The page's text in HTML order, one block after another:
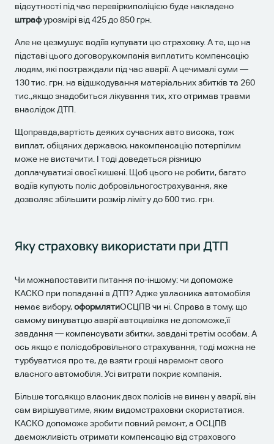
відсутності під час перевіркиполіцією буде накладено
штрафурозмірі від 425 до 850 грн.
Але не цезмушує водіїв купувати цю страховку. А те, що на
підставі цього договору,компанія виплатить компенсацію
людям, які постраждали під час аварії. А цечималі суми —
130 тис. грн. на відшкодування матеріальних збитків та 260
тис.,якщо знадобиться лікування тих, хто отримав травми
внаслідок ДТП.
Щоправда,вартість деяких сучасних авто висока, тож
виплат, обіцяних державою, накомпенсацію потерпілим
може не вистачити. І тоді доведеться різницю
доплачуватизі своєї кишені. Щоб цього не робити, багато
водіїв купують поліс добровільногострахування, яке
дозволяє збільшити розмір ліміту до 500 тис. грн.
Яку страховку використати при ДТП
Чи можнапоставити питання по-іншому: чи допоможе
КАСКО при попаданні в ДТП? Адже увласника автомобіля
немає вибору,оформлятиОСЦПВ чи ні. Справа в тому, що
самому винуватцю аварії автоцивілка не допоможе,її
завдання — компенсувати збитки, завдані третім особам. А
ось якщо є полісдобровільного страхування, тоді можна не
турбуватися про те, де взяти гроші наремонт свого
власного автомобіля. Усі витрати покриє компанія.
Більше того,якщо власник двох полісів не винен у аварії, він
сам вирішуватиме, яким видомстраховки скористатися.
КАСКО допоможе зробити повний ремонт, а ОСЦПВ
даєможливість отримати компенсацію від страхового